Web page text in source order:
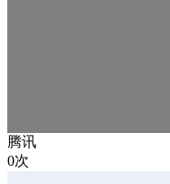
腾讯
0次